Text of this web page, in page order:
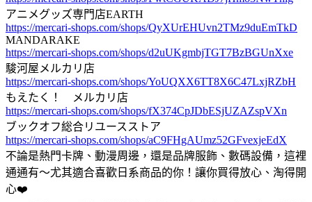
アニメグッズ専門店EARTH
https://mercari-shops.com/shops/QyXUrEHUvn2TMz9duEmTkD
MANDARAKE
https://mercari-shops.com/shops/d2uUKgmbjTGT7BzBGUnXxe
駿河屋メルカリ店
https://mercari-shops.com/shops/YoUQXX6TT8X6C47LxjRZbH
もえたく！ メルカリ店
https://mercari-shops.com/shops/fX374CpJDbESjUZAZspVXn
ブックオフ総合リユースストア
https://mercari-shops.com/shops/aC9FHgAUmz52GFvexjeEdX
不論是熱門卡牌、動漫周邊，還是品牌服飾、數碼設備，這裡
通通有～尤其適合喜歡日系商品的你！讓你買得放心、淘得開
心❤️